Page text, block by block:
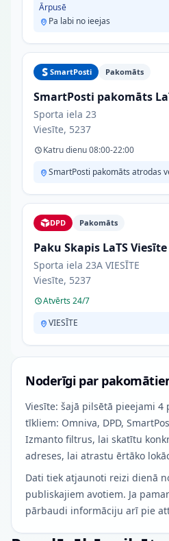
Ārpusē
Pa labi no ieejas
SmartPosti Pakomāts
SmartPosti pakomāts
Sporta iela 23
Viesīte, 5237
Katru dienu 08:00-22:00
SmartPosti pakomāts atrodas
DPD Pakomāts
Paku Skapis LaTS Viesīte
Sporta iela 23A VIESĪTE
Viesīte, 5237
Atvērts 24/7
VIESĪTE
Noderīgi par
Viesīte: šajā pilsētā pieejami 4
tīkliem: Omniva, DPD,
Izmanto filtrus, lai skatītu
adreses, lai atrastu ērtāko
Dati tiek atjaunoti reizi dienā
publiskajiem avotiem. Ja
pārbaudi informāciju arī pie